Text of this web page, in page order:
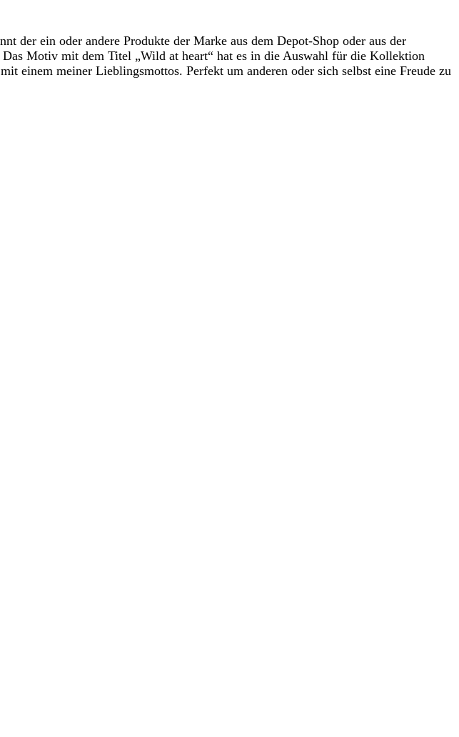
ein oder andere Produkte der Marke aus dem Depot-Shop oder aus der
Das Motiv mit dem Titel „Wild at heart“ hat es in die Auswahl für die Kollektion
einem meiner Lieblingsmottos. Perfekt um anderen oder sich selbst eine Freude zu